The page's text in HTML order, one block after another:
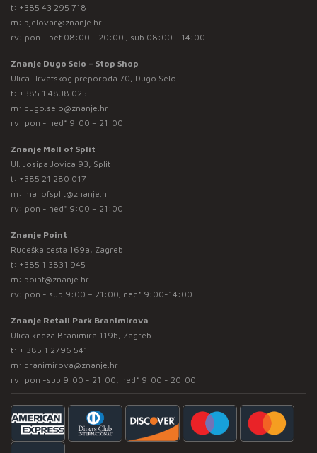
t: +385 43 295 718
m: bjelovar@znanje.hr
rv: pon - pet 08:00 - 20:00 ; sub 08:00 - 14:00
Znanje Dugo Selo – Stop Shop
Ulica Hrvatskog preporoda 70, Dugo Selo
t: +385 1 4838 025
m: dugo.selo@znanje.hr
rv: pon - ned* 9:00 – 21:00
Znanje Mall of Split
Ul. Josipa Jovića 93, Split
t: +385 21 280 017
m: mallofsplit@znanje.hr
rv: pon - ned* 9:00 – 21:00
Znanje Point
Rudeška cesta 169a, Zagreb
t: +385 1 3831 945
m: point@znanje.hr
rv: pon - sub 9:00 – 21:00; ned* 9:00-14:00
Znanje Retail Park Branimirova
Ulica kneza Branimira 119b, Zagreb
t: + 385 1 2796 541
m: branimirova@znanje.hr
rv: pon -sub 9:00 - 21:00, ned* 9:00 - 20:00